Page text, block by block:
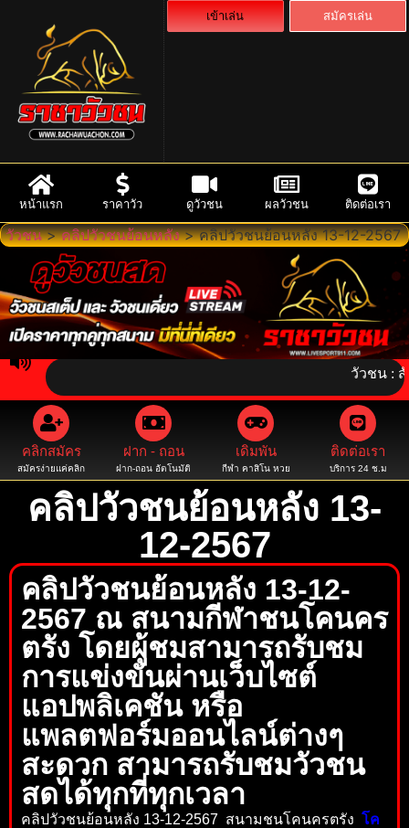
เข้าเล่น สมัครเล่น
หน้าแรก ราคาวัว ดูวัวชน ผลวัวชน ติดต่อเรา
วัวชน>คลิปวัวชนย้อนหลัง>คลิปวัวชนย้อนหลัง 13-12-2567
วัวชน : สัมผั
คลิกสมัคร
สมัครง่ายแค่คลิก
ฝาก - ถอน
ฝาก-ถอน อัตโนมัติ
เดิมพัน
กีฬา คาสิโน หวย
ติดต่อเรา
บริการ 24 ช.ม
คลิปวัวชนย้อนหลัง 13-
12-2567
คลิปวัวชนย้อนหลัง 13-12-
2567 ณ สนามกีฬาชนโคนคร
ตรัง โดยผู้ชมสามารถรับชม
การแข่งขันผ่านเว็บไซต์
แอปพลิเคชัน หรือ
แพลตฟอร์มออนไลน์ต่างๆ
สะดวก สามารถรับชมวัวชน
สดได้ทุกที่ทุกเวลา
คลิปวัวชนย้อนหลัง 13-12-2567 สนามชนโคนครตรัง โค